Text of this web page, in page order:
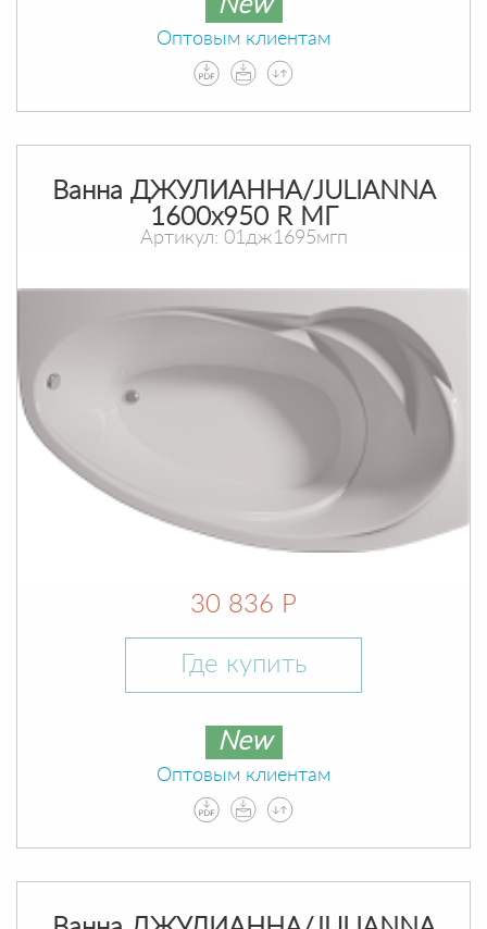
New
Оптовым клиентам
Ванна ДЖУЛИАННА/JULIANNA
1600х950 R МГ
Артикул: 01дж1695мгп
30 836 Р
Где купить
New
Оптовым клиентам